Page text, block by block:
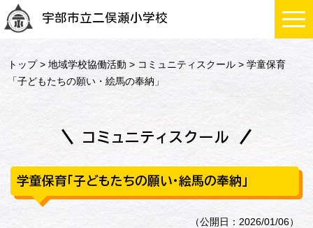
宇部市立二俣瀬小学校
トップ>地域学校協働活動 > コミュニティスクール > 学童保育
「子どもたちの願い・絵馬の奉納」
コミュニティスクール
学童保育「子どもたちの願い・絵馬の奉納」
（公開日：2026/01/06）